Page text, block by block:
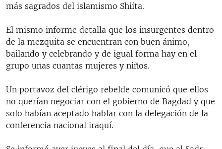
LA REALIDAD DE LA VIVIENDA EN CUBA
SER VIEJO EN CUBA
KENTU-CUBANO
LOS SANTOS DE HIALEAH
LA INVASIÓN DE RUSIA A UCRANIA
EDITORIALES
SÍGUENOS
más sagrados del islamismo Shiíta.
El mismo informe detalla que los insurgentes dentro
de la mezquita se encuentran con buen ánimo,
bailando y celebrando y de igual forma hay en el
grupo unas cuantas mujeres y niños.
Un portavoz del clérigo rebelde comunicó que ellos
no querían negociar con el gobierno de Bagdad y que
solo habían aceptado hablar con la delegación de la
conferencia nacional iraquí.